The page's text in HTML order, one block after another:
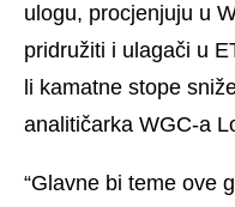
ulogu, procjenjuju u
pridružiti i ulagači u
li kamatne stope
analitičarka WGC-a
“Glavne bi teme ove